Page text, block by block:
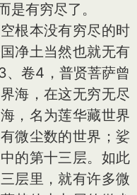
是有穷尽了。
根本没有穷尽的时
净土当然也就无有
、卷4，普贤菩萨曾
海，在这无穷无尽
，名为莲华藏世界
微尘数的世界；娑
的第十三层。如此
层里，就有许多微